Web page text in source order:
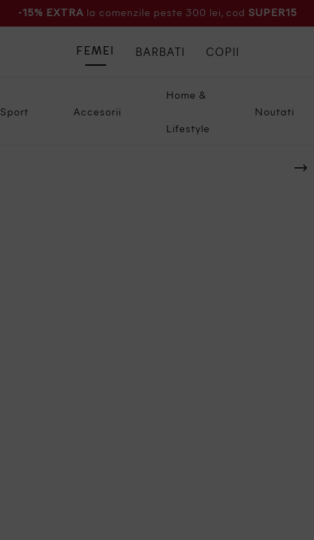
-15% EXTRA la comenzile peste 300 lei, cod SUPER15
Sport Accesorii
Home &
Lifestyle
Noutati
FEMEI BARBATI COPII